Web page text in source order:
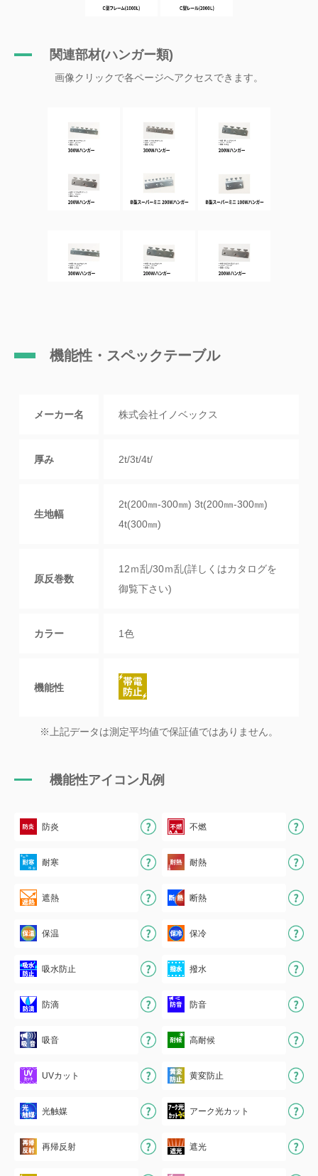
関連部材(ハンガー類)
画像クリックで各ページへアクセスできます。
機能性・スペックテーブル
メーカー名 株式会社イノベックス
厚み 2t/3t/4t/
生地幅
2t(200㎜-300㎜) 3t(200㎜-300㎜)
4t(300㎜)
原反巻数
12ｍ乱/30ｍ乱(詳しくはカタログを
御覧下さい)
カラー 1色
機能性
※上記データは測定平均値で保証値ではありません。
機能性アイコン凡例
防炎 不燃
耐寒 耐熱
遮熱 断熱
保温 保冷
吸水防止 撥水
防滴 防音
吸音 高耐候
UVカット 黄変防止
光触媒 アーク光カット
再帰反射 遮光